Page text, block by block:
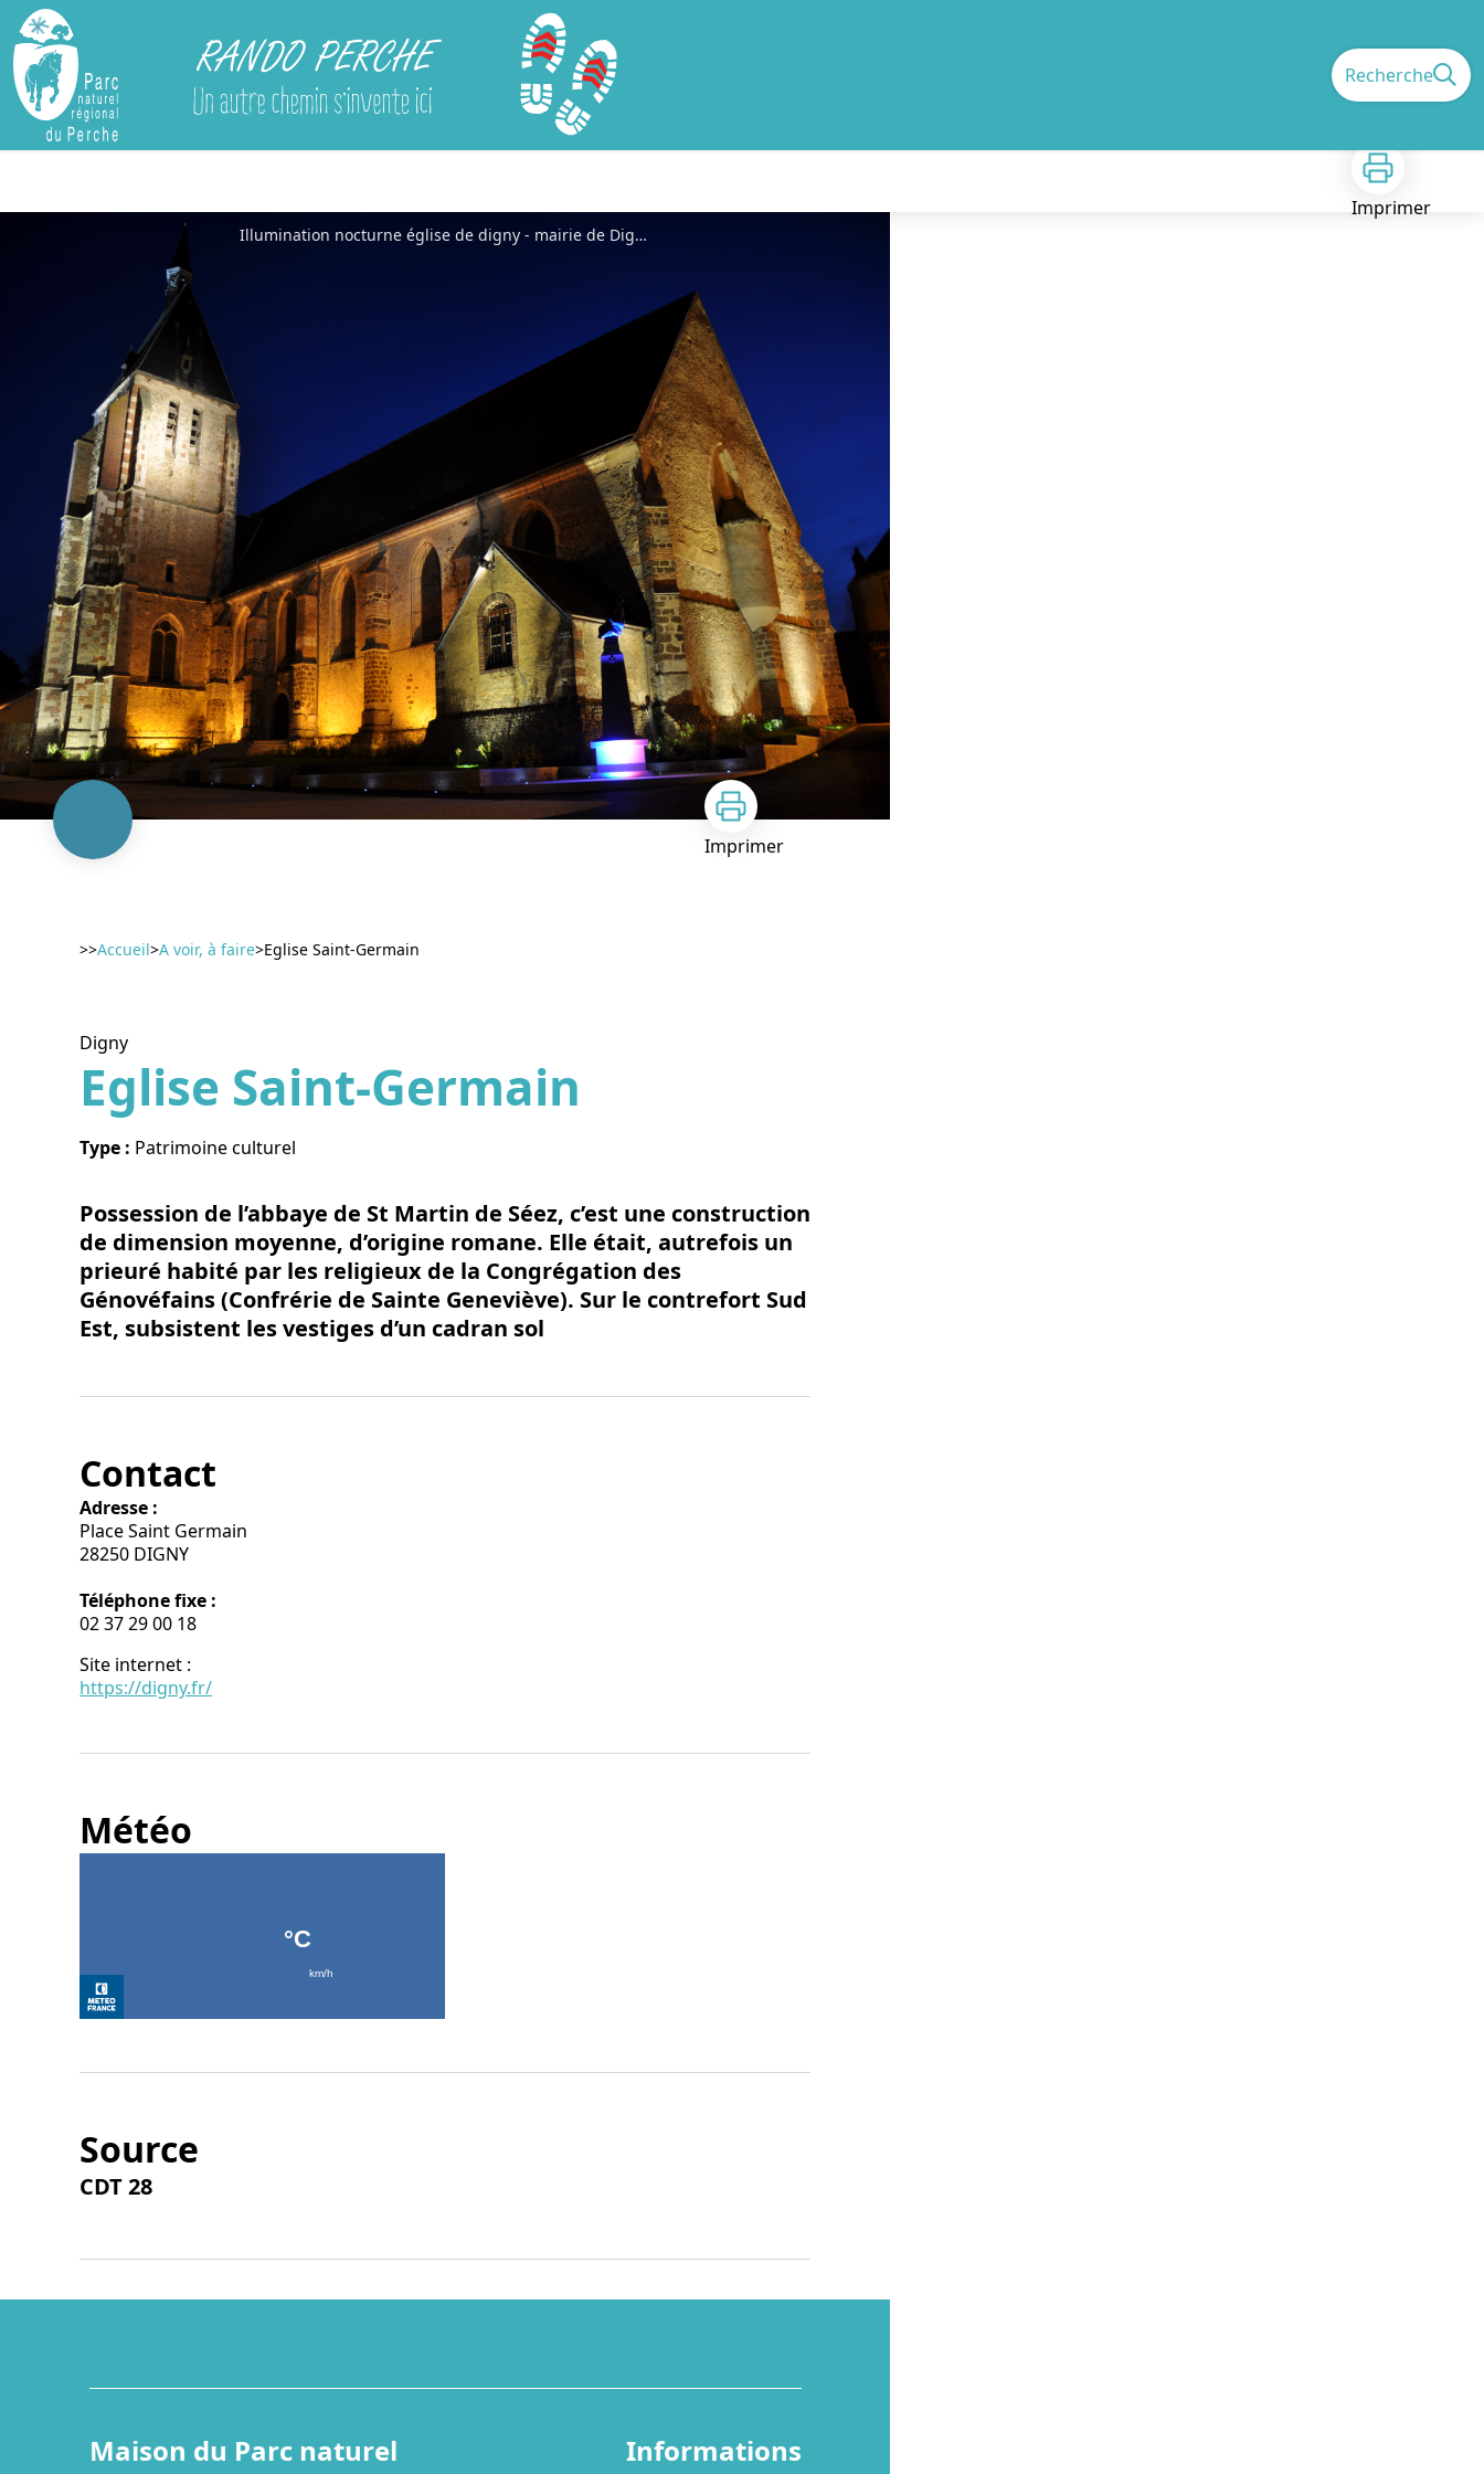
Rando Perche Recherche
Imprimer
Illumination nocturne église de digny - mairie de Digny
Imprimer
>>Accueil>A voir, à faire>Eglise Saint-Germain
Digny
Eglise Saint-Germain
Type : Patrimoine culturel
Possession de l’abbaye de St Martin de Séez, c’est une construction
de dimension moyenne, d’origine romane. Elle était, autrefois un
prieuré habité par les religieux de la Congrégation des
Génovéfains (Confrérie de Sainte Geneviève). Sur le contrefort Sud
Est, subsistent les vestiges d’un cadran sol
Contact
Adresse :
Place Saint Germain
28250 DIGNY
Téléphone fixe :
02 37 29 00 18
Site internet :
https://digny.fr/
Météo
Source
CDT 28
Maison du Parc naturel
Informations